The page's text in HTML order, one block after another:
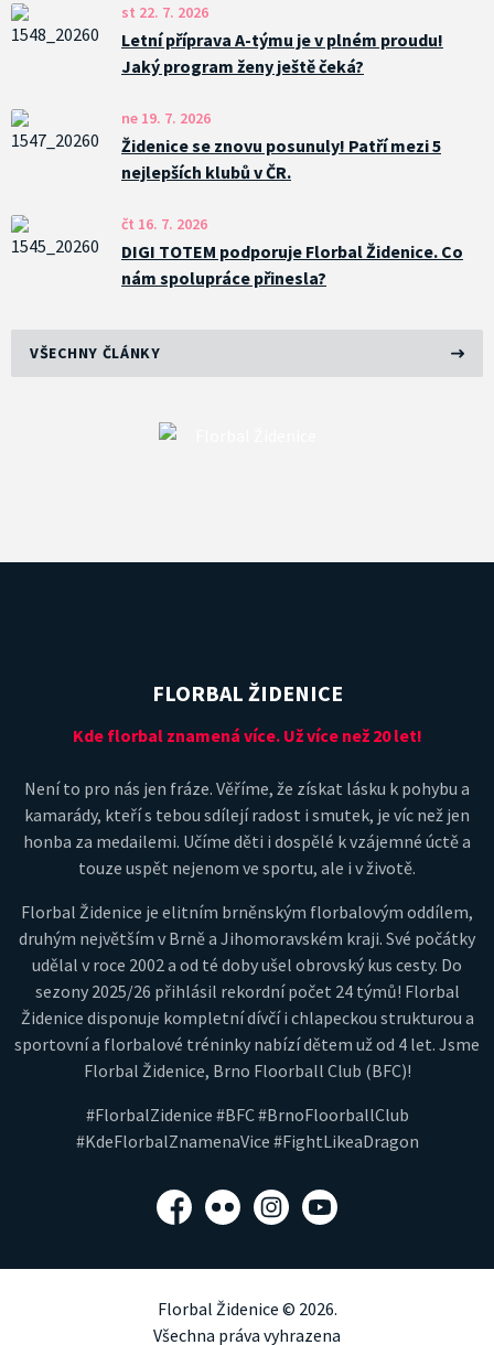
st 22. 7. 2026
Letní příprava A-týmu je v plném proudu!
Jaký program ženy ještě čeká?
ne 19. 7. 2026
Židenice se znovu posunuly! Patří mezi 5
nejlepších klubů v ČR.
čt 16. 7. 2026
DIGI TOTEM podporuje Florbal Židenice. Co
nám spolupráce přinesla?
VŠECHNY ČLÁNKY
FLORBAL ŽIDENICE
Kde florbal znamená více. Už více než 20 let!
Není to pro nás jen fráze. Věříme, že získat lásku k pohybu a
kamarády, kteří s tebou sdílejí radost i smutek, je víc než jen
honba za medailemi. Učíme děti i dospělé k vzájemné úctě a
touze uspět nejenom ve sportu, ale i v životě.
Florbal Židenice je elitním brněnským florbalovým oddílem,
druhým největším v Brně a Jihomoravském kraji. Své počátky
udělal v roce 2002 a od té doby ušel obrovský kus cesty. Do
sezony 2025/26 přihlásil rekordní počet 24 týmů! Florbal
Židenice disponuje kompletní dívčí i chlapeckou strukturou a
sportovní a florbalové tréninky nabízí dětem už od 4 let. Jsme
Florbal Židenice, Brno Floorball Club (BFC)!
#FlorbalZidenice #BFC #BrnoFloorballClub
#KdeFlorbalZnamenaVice #FightLikeaDragon
Facebook
Flickr Instagram
YouTube
Florbal Židenice © 2026.
Všechna práva vyhrazena